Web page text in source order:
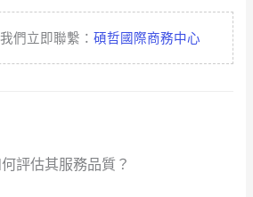
們立即聯繫： 碩哲國際商務中心
評估其服務品質？